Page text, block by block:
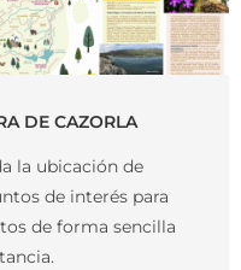
DE CAZORLA
la ubicación de
de interés para
de forma sencilla